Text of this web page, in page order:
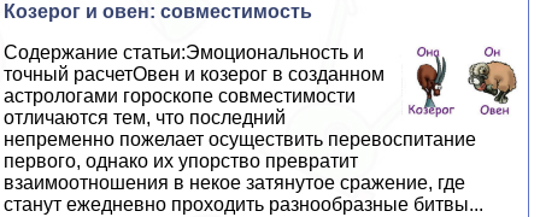
Козерог и овен: совместимость
Содержание статьи:Эмоциональность и
точный расчетОвен и козерог в созданном
астрологами гороскопе совместимости
отличаются тем, что последний
непременно пожелает осуществить перевоспитание
первого, однако их упорство превратит
взаимоотношения в некое затянутое сражение, где
станут ежедневно проходить разнообразные битвы...